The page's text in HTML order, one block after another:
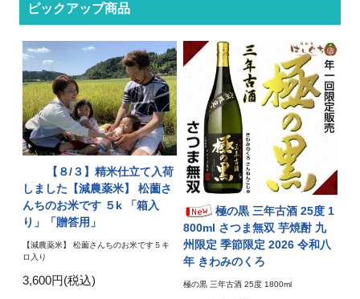
ピックアップ商品
【８/３】精米仕立て入荷
しました【減農薬米】 松薗さ
んちのお米です ５k 「箱入
り」「贈答用」
【減農薬米】 松薗さんちのお米です５キ
ロ入り
3,600円(税込)
極の黒 三年古酒 25度 1
800ml さつま無双 芋焼酎 九
州限定 季節限定 2026 令和八
年 きわみのくろ
極の黒 三年古酒 25度 1800ml